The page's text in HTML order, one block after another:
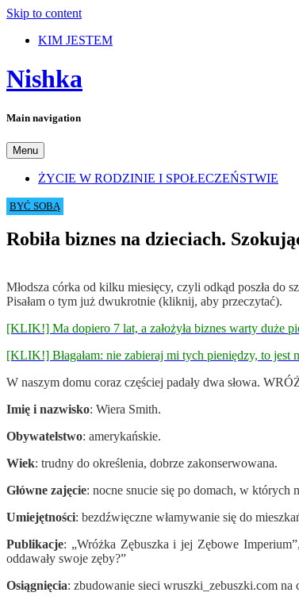
Skip to content
KIM JESTEM
Nishka
Main navigation
Menu
ŻYCIE W RODZINIE I SPOŁECZEŃSTWIE
BYĆ SOBĄ
Robiła biznes na dzieciach.
Młodsza córka od kilku miesięcy, czyli odkąd poszła do
Pisałam o tym już dwukrotnie (kliknij, aby przeczytać).
[KLIK!] Ma dopiero 7 lat, a założyła biznes warty duże
[KLIK!] Błagałam: nie zabieraj mi tych pieniędzy, to jest
W naszym domu coraz częściej padały dwa słowa.
Imię i nazwisko: Wiera Smith.
Obywatelstwo: amerykańskie.
Wiek: trudny do określenia, dobrze zakonserwowana.
Główne zajęcie: nocne snucie się po domach, w których
Umiejętności: bezdźwięczne włamywanie się do
Publikacje: „Wróżka Zębuszka i jej Zębowe
oddawały swoje zęby?”
Osiągnięcia: zbudowanie sieci wruszki_zebuszki.com